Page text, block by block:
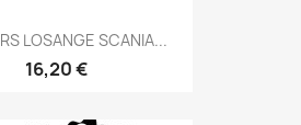
LOSANGE SCANIA...
16,20 €